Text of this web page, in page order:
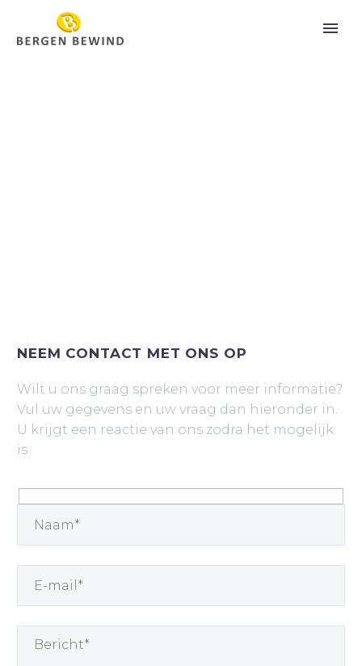
NEEM CONTACT MET ONS OP
Wilt u ons graag spreken voor meer informatie?
Vul uw gegevens en uw vraag dan hieronder in.
U krijgt een reactie van ons zodra het mogelijk
is.
Hidden
fields